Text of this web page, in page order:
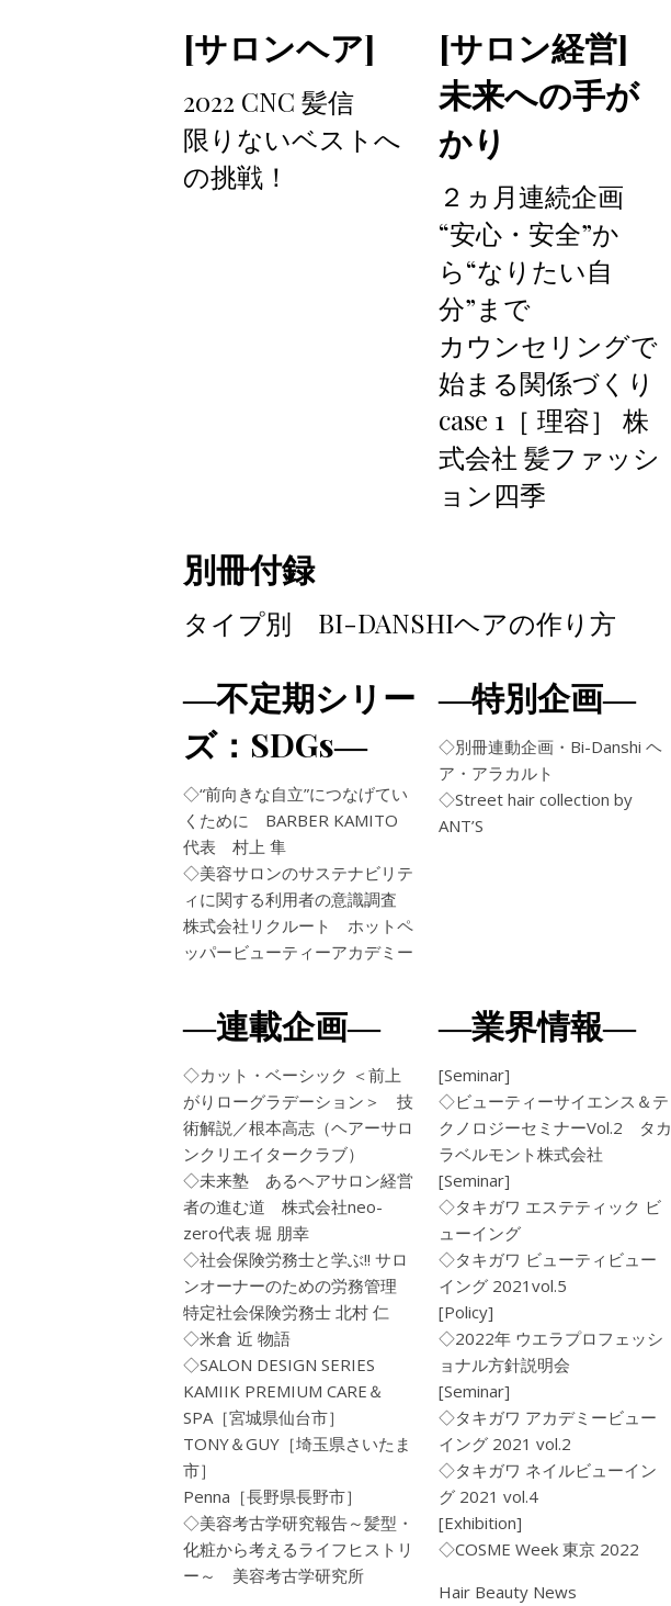
[サロンヘア]
2022 CNC 髪信
限りないベストへ
の挑戦！
[サロン経営]
未来への手が
かり
２ヵ月連続企画
“安心・安全”か
ら“なりたい自
分”まで
カウンセリングで
始まる関係づくり
case 1［ 理容］ 株
式会社 髪ファッシ
ョン四季
別冊付録
タイプ別 BI-DANSHIヘアの作り方
―不定期シリー
ズ：SDGs―
◇“前向きな自立”につなげてい
くために BARBER KAMITO
代表 村上 隼
◇美容サロンのサステナビリテ
ィに関する利用者の意識調査
株式会社リクルート ホットペ
ッパービューティーアカデミー
―特別企画―
◇別冊連動企画・Bi-Danshi ヘ
ア・アラカルト
◇Street hair collection by
ANT’S
―連載企画―
◇カット・ベーシック ＜前上
がりローグラデーション＞ 技
術解説／根本高志（ヘアーサロ
ンクリエイタークラブ）
◇未来塾 あるヘアサロン経営
者の進む道 株式会社neo-
zero代表 堀 朋幸
◇社会保険労務士と学ぶ!! サロ
ンオーナーのための労務管理
特定社会保険労務士 北村 仁
◇米倉 近 物語
◇SALON DESIGN SERIES
KAMIIK PREMIUM CARE＆
SPA［宮城県仙台市］
TONY＆GUY［埼玉県さいたま
市］
Penna［長野県長野市］
◇美容考古学研究報告～髪型・
化粧から考えるライフヒストリ
ー～ 美容考古学研究所
―業界情報―
[Seminar]
◇ビューティーサイエンス＆テ
クノロジーセミナーVol.2 タカ
ラベルモント株式会社
[Seminar]
◇タキガワ エステティック ビ
ューイング
◇タキガワ ビューティビュー
イング 2021vol.5
[Policy]
◇2022年 ウエラプロフェッシ
ョナル方針説明会
[Seminar]
◇タキガワ アカデミービュー
イング 2021 vol.2
◇タキガワ ネイルビューイン
グ 2021 vol.4
[Exhibition]
◇COSME Week 東京 2022
Hair Beauty News